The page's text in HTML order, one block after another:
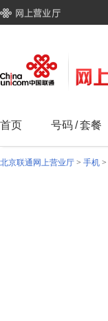
首页 号码/套餐
北京联通网上营业厅 > 手机 >